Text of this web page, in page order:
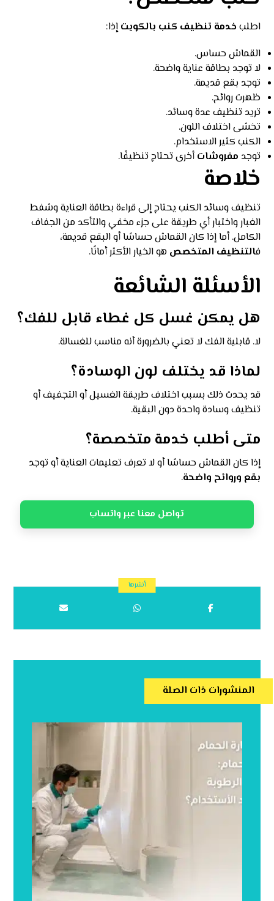
اطلب خدمة تنظيف كنب بالكويتإذا:
القماش حساس.
لا توجد بطاقة عناية واضحة.
توجد بقع قديمة.
ظهرت روائح.
تريد تنظيف عدة وسائد.
تخشى اختلاف اللون.
الكنب كثير الاستخدام.
توجد مفروشاتأخرى تحتاج تنظيفًا.
خلاصة
تنظيف وسائد الكنب يحتاج إلى قراءة بطاقة العناية وشفط
الغبار واختبار أي طريقة على جزء مخفي والتأكد من الجفاف
الكامل. أما إذا كان القماش حساسًا أو البقع قديمة،
فالتنظيف المتخصص هو الخيار الأكثر أمانًا.
الأسئلة الشائعة
هل يمكن غسل كل غطاء قابل للفك؟
لا. قابلية الفك لا تعني بالضرورة أنه مناسب للغسالة.
لماذا قد يختلف لون الوسادة؟
قد يحدث ذلك بسبب اختلاف طريقة الغسيل أو التجفيف أو
تنظيف وسادة واحدة دون البقية.
متى أطلب خدمة متخصصة؟
إذا كان القماش حساسًا أو لا تعرف تعليمات العناية أو توجد
بقع وروائح واضحة.
تواصل معنا عبر واتساب
المنشورات ذات الصلة